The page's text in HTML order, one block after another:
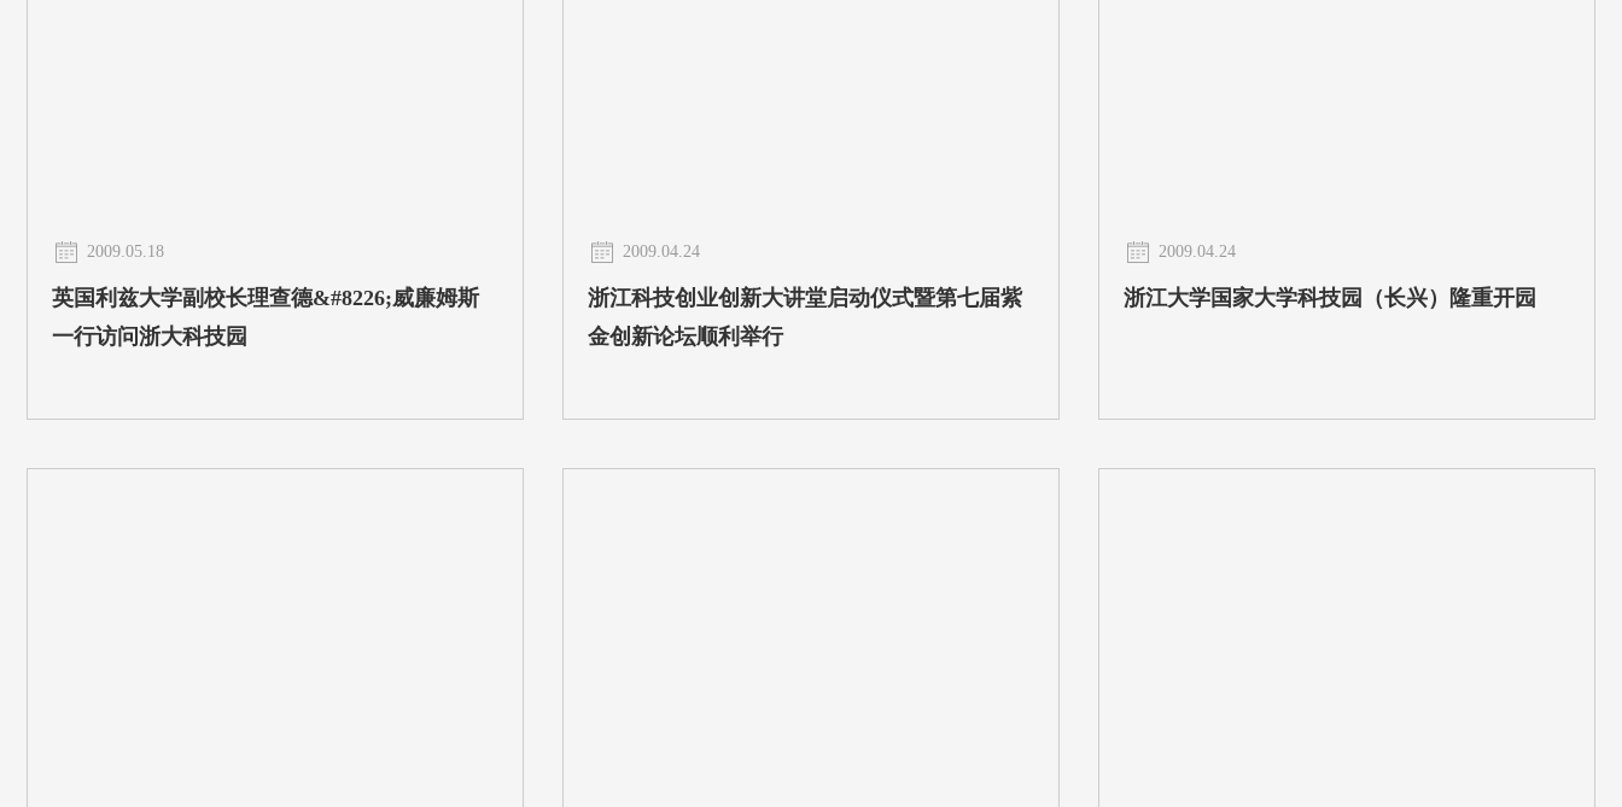
2009.05.18
英国利兹大学副校长理查德&#8226;威廉姆斯
一行访问浙大科技园
2009.04.24
浙江科技创业创新大讲堂启动仪式暨第七届紫
金创新论坛顺利举行
2009.04.24
浙江大学国家大学科技园（长兴）隆重开园